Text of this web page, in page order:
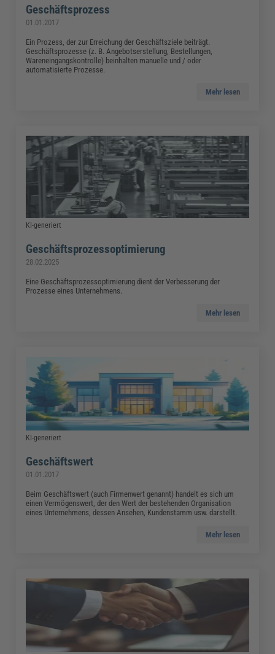
Geschäftsprozess
01.01.2017
Ein Prozess, der zur Erreichung der Geschäftsziele beiträgt.
Geschäftsprozesse (z. B. Angebotserstellung, Bestellungen,
Wareneingangskontrolle) beinhalten manuelle und / oder
automatisierte Prozesse.
Mehr lesen
KI-generiert
Geschäftsprozessoptimierung
28.02.2025
Eine Geschäftsprozessoptimierung dient der Verbesserung der
Prozesse eines Unternehmens.
Mehr lesen
KI-generiert
Geschäftswert
01.01.2017
Beim Geschäftswert (auch Firmenwert genannt) handelt es sich um
einen Vermögenswert, der den Wert der bestehenden Organisation
eines Unternehmens, dessen Ansehen, Kundenstamm usw. darstellt.
Mehr lesen